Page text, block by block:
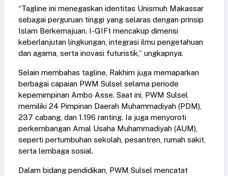
“Tagline ini menegaskan identitas Unismuh Makassar
sebagai perguruan tinggi yang selaras dengan prinsip
Islam Berkemajuan. I-GIFt mencakup dimensi
keberlanjutan lingkungan, integrasi ilmu pengetahuan
dan agama, serta inovasi futuristik,” ungkapnya.
Selain membahas tagline, Rakhim juga memaparkan
berbagai capaian PWM Sulsel selama periode
kepemimpinan Ambo Asse. Saat ini, PWM Sulsel
memiliki 24 Pimpinan Daerah Muhammadiyah (PDM),
237 cabang, dan 1.196 ranting. Ia juga menyoroti
perkembangan Amal Usaha Muhammadiyah (AUM),
seperti pertumbuhan sekolah, pesantren, rumah sakit,
serta lembaga sosial.
Dalam bidang pendidikan, PWM Sulsel mencatat